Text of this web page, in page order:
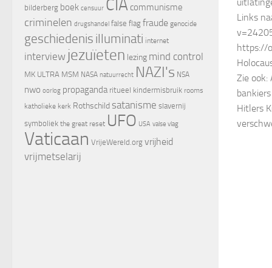
Links
https://
Zie ook:
Hitlers
bilderberg boek censuur CIA communisme
criminelen drugshandel false flag fraude genocide
geschiedenis illuminati internet
interview jezuïeten lezing mind control
MK ULTRA MSM NASA natuurrecht NAZI's NSA
nwo oorlog propaganda ritueel kindermisbruik rooms
katholieke kerk Rothschild satanisme slavernij
symboliek the great reset UFO USA valse vlag
Vaticaan VrijeWereld.org vrijheid
vrijmetselarij